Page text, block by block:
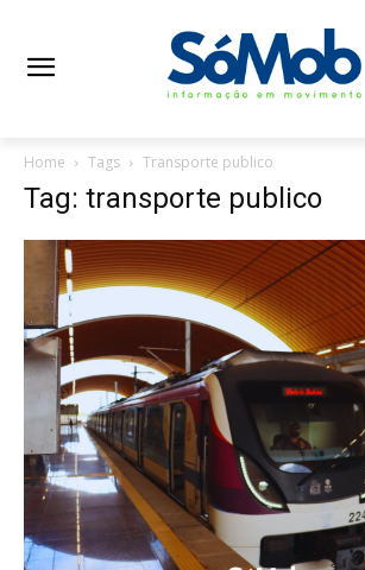
Home Tags Transporte publico
Tag: transporte publico